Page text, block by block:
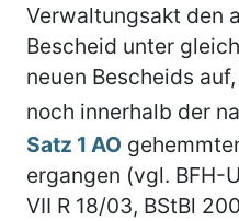
Verwaltungsakt den
Bescheid unter
neuen Bescheids
noch innerhalb der
Satz 1 AO
ergangen (vgl. BFH-
VII R 18/03, BStBl